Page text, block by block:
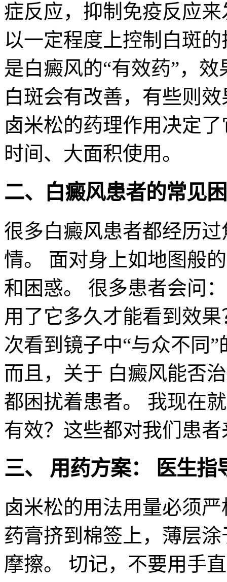
症反应，抑制免疫反应
以一定程度上控制白斑
是白癜风的“有效药”，
白斑会有改善，有些则
卤米松的药理作用决定
时间、大面积使用。
二、白癜风患者的常见
很多白癜风患者都经历
情。 面对身上如地图般
和困惑。 很多患者会问
用了它多久才能看到效
次看到镜子中“与众不同
而且，关于 白癜风能否
都困扰着患者。 我现在
有效？这些都对我们患
三、 用药方案： 医生指
卤米松的用法用量必须
药膏挤到棉签上，薄层
摩擦。 切记，不要用手